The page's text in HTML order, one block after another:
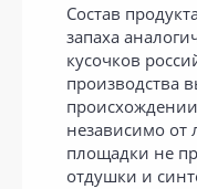
Состав
запаха
кусочков
производства
независимо от
площадки не
отдушки и